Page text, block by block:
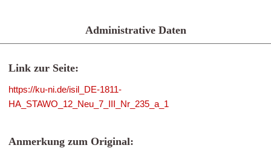
Administrative Daten
Link zur Seite:
https://ku-ni.de/isil_DE-1811-
HA_STAWO_12_Neu_7_III_Nr_235_a_1
Anmerkung zum Original: